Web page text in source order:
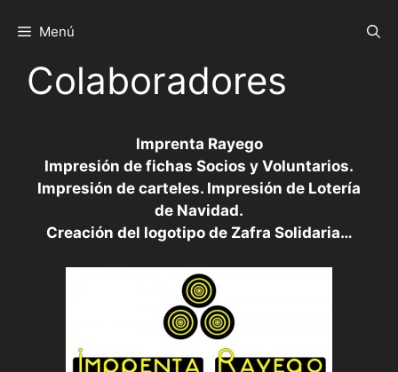
Menú
Colaboradores
Imprenta Rayego
Impresión de fichas Socios y Voluntarios.
Impresión de carteles. Impresión de Lotería
de Navidad.
Creación del logotipo de Zafra Solidaria…